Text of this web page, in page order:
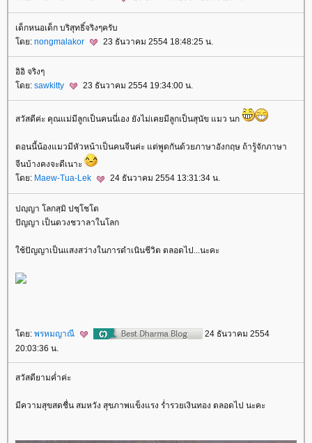
เด็กหนอเด็ก บริสุทธิ์จริงๆครับ
ดย: nongmalakor 23 ธันวาคม 2554 18:48:25 น.
อิอิ จริงๆ
ดย: sawkitty 23 ธันวาคม 2554 19:34:00 น.
สวัสดีค่ะ คุณแม่มีลูกเป็นคนนี่เอง ยังไม่เคยมีลูกเป็นสุนัข แมว นก
ตอนนี้น้องแมวมีหัวหน้าเป็นคนจีนค่ะ แต่พูดกันด้วยภาษาอังกฤษ ถ้ารู้จักภาษา
จีนบ้างคงจะดีเนาะ
ดย: Maew-Tua-Lek 24 ธันวาคม 2554 13:31:34 น.
ปญฺญา โลกสฺมิ ปชฺโชโต
ปัญญา เป็นดวงชวาลาในโลก
ช้ปัญญาเป็นแสงสว่างในการดำเนินชีวิต ตลอดไป...นะคะ
ดย: พรหมญาณี
24 ธันวาคม 2554
20:03:36 น.
สวัสดียามค่ำค่ะ
มีความสุขสดชื่น สมหวัง สุขภาพแข็งแรง ร่ำรวยเงินทอง ตลอดไป นะคะ